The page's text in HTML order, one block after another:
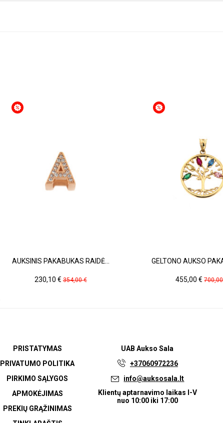
AUKSINIS PAKABUKAS RAIDĖ...
Kaina
230,10 €Pradinė
kaina
354,00 €
GELTONO AUKSO
Kaina
455,00 €
kaina
PRISTATYMAS
PRIVATUMO POLITIKA
PIRKIMO SĄLYGOS
APMOKĖJIMAS
PREKIŲ GRĄŽINIMAS
UABAukso Sala
+37060972236
info@auksosala.lt
Klientų aptarnavimo laikas I-V
nuo 10:00 iki 17:00